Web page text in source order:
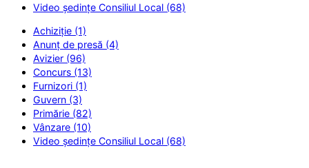
Video ședințe Consiliul Local (68)
Achiziție (1)
Anunț de presă (4)
Avizier (96)
Concurs (13)
Furnizori (1)
Guvern (3)
Primărie (82)
Vânzare (10)
Video ședințe Consiliul Local (68)